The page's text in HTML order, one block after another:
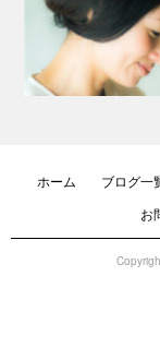
ホーム ブログ一
お